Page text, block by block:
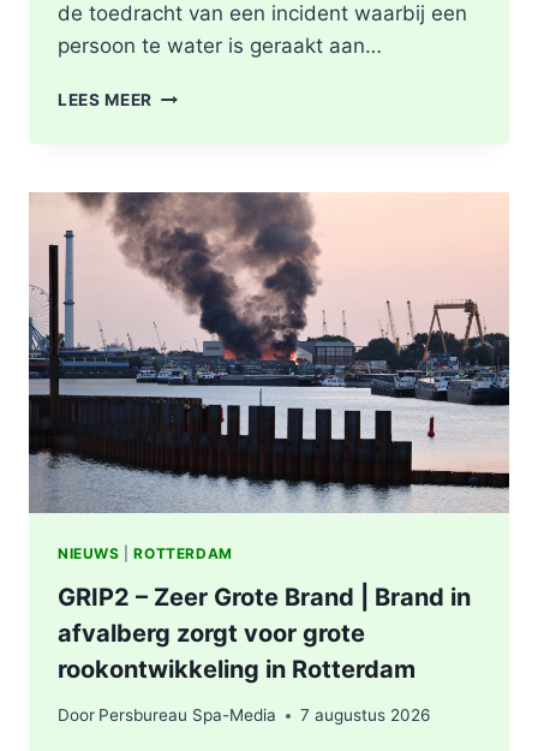
de toedracht van een incident waarbij een
persoon te water is geraakt aan…
LEES MEER PERSOON
IN
WATER,
POLITIE
ONDERZOEKT
INCIDENT
AAN
SLACHTHUISKADE
ROTTERDAM
NIEUWS |ROTTERDAM
GRIP2 – Zeer Grote Brand | Brand in
afvalberg zorgt voor grote
rookontwikkeling in Rotterdam
Door Persbureau Spa-Media 7 augustus 2026